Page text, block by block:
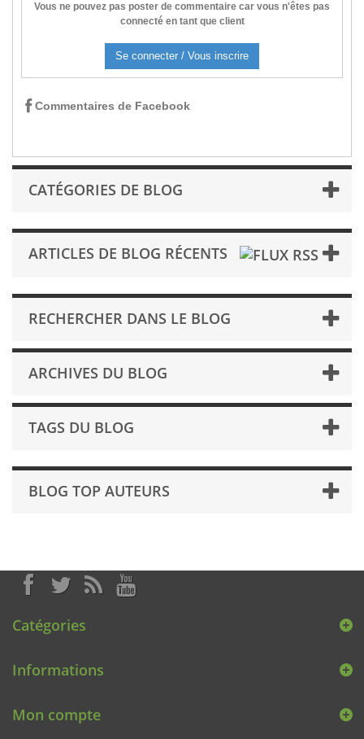
Vous ne pouvez pas poster de commentaire car vous n'êtes pas
connecté en tant que client
Se connecter / Vous inscrire
Commentaires de Facebook
CATÉGORIES DE BLOG
ARTICLES DE BLOG RÉCENTS
RECHERCHER DANS LE BLOG
ARCHIVES DU BLOG
TAGS DU BLOG
BLOG TOP AUTEURS
Catégories
Informations
Mon compte